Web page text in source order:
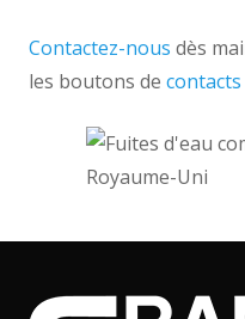
Contactez-nous dès
les boutons de contacts